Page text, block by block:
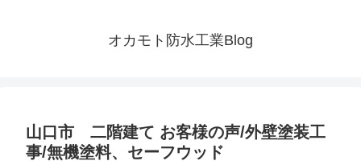
オカモト防水工業Blog
山口市 二階建て お客様の声/外壁塗装工
事/無機塗料、セーフウッド